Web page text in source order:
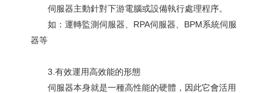
伺服器主動針對下游電腦或設備執行處理程序。
如：運轉監測伺服器、RPA伺服器、BPM系統伺服
器等
3.有效運用高效能的形態
伺服器本身就是一種高性能的硬體，因此它會活用